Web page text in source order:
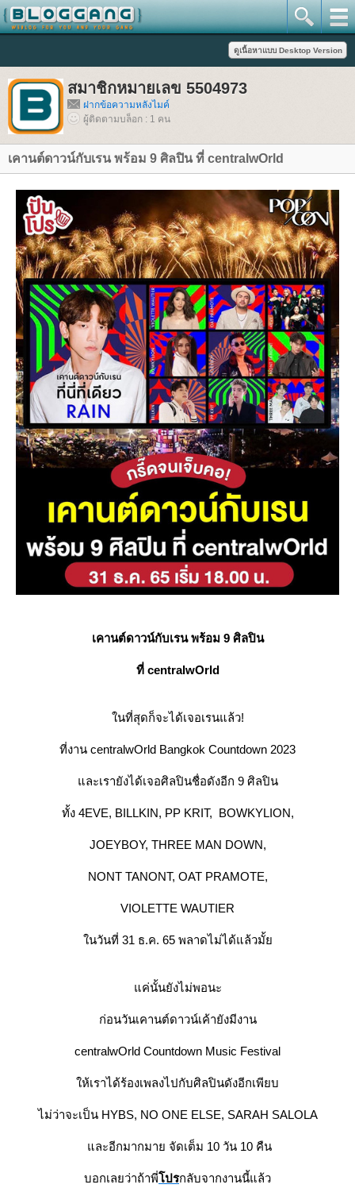
สมาชิกหมายเลข 5504973
ฝากข้อความหลังไมค์
ผู้ติดตามบล็อก : 1 คน
เคานต์ดาวน์กับเรน พร้อม 9 ศิลปิน ที่ centralwOrld
เคานต์ดาวน์กับเรน พร้อม 9 ศิลปิน
ที่ centralwOrld
นที่สุดก็จะได้เจอเรนแล้ว!
ที่งาน centralwOrld Bangkok Countdown 2023
ละเรายังได้เจอศิลปินชื่อดังอีก 9 ศิลปิน
ทั้ง 4EVE, BILLKIN, PP KRIT, BOWKYLION,
JOEYBOY, THREE MAN DOWN,
NONT TANONT, OAT PRAMOTE,
VIOLETTE WAUTIER
นวันที่ 31 ธ.ค. 65 พลาดไม่ได้แล้วมั้
ค่นั้นยังไม่พอนะ
ก่อนวันเคานต์ดาวน์เค้ายังมีงาน
centralwOrld Countdown Music Festival
ห้เราได้ร้องเพลงไปกับศิลปินดังอีกเพียบ
ไม่ว่าจะเป็น HYBS, NO ONE ELSE, SARAH SALOLA
ละอีกมากมาย จัดเต็ม 10 วัน 10 คืน
บอกเลยว่าถ้าพี่ปรกลับจากงานนี้แล้ว